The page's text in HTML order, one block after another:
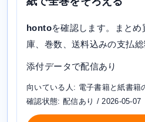
hontoを確認します。まと
庫、巻数、送料込みの支払総
添付データで配信あり
向いている人: 電子書籍と紙書籍
確認状態: 配信あり / 2026-05-07